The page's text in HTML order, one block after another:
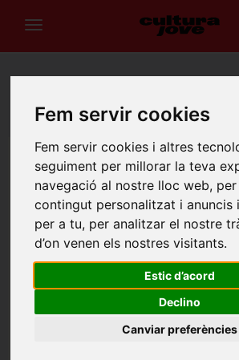
Fem servir cookies
Fem servir cookies i altres
seguiment per millorar la teva
navegació al nostre lloc web,
contingut personalitzat i anuncis
per a tu, per analitzar el nostre
d’on venen els nostres visitants.
Estic d’acord
Declino
Canviar preferències
Portada Teatre Barcelona Les